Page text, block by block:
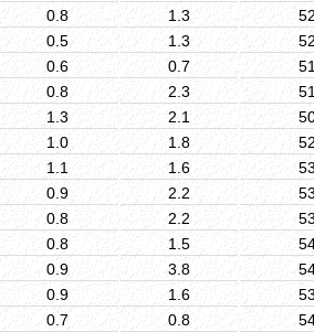
0.8 1.3
0.5 1.3
0.6 0.7
0.8 2.3
1.3 2.1
1.0 1.8
1.1 1.6
0.9 2.2
0.8 2.2
0.8 1.5
0.9 3.8
0.9 1.6
0.7 0.8